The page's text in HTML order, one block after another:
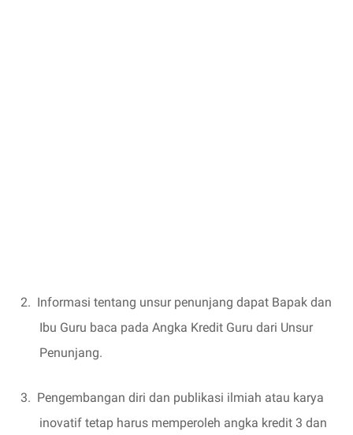
2. Informasi tentang unsur penunjang dapat Bapak dan
Ibu Guru baca pada Angka Kredit Guru dari Unsur
Penunjang.
3. Pengembangan diri dan publikasi ilmiah atau karya
inovatif tetap harus memperoleh angka kredit 3 dan